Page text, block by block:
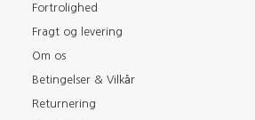
Fortrolighed
Fragt og levering
Om os
Betingelser & Vilkår
Returnering